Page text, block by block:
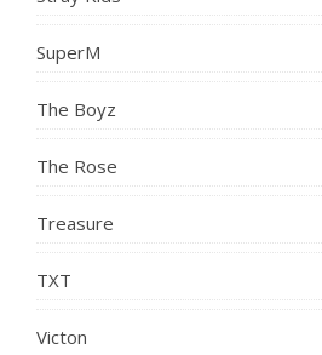
SuperM
The Boyz
The Rose
Treasure
TXT
Victon